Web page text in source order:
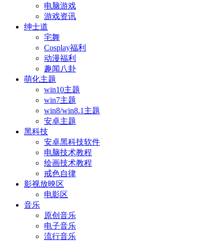
电脑游戏
游戏资讯
绅士道
宅舞
Cosplay福利
动漫福利
趣闻八卦
萌化主题
win10主题
win7主题
win8/win8.1主题
安卓主题
黑科技
安卓黑科技软件
电脑技术教程
绘画技术教程
戒色自律
影视放映区
电影区
音乐
原创音乐
电子音乐
流行音乐